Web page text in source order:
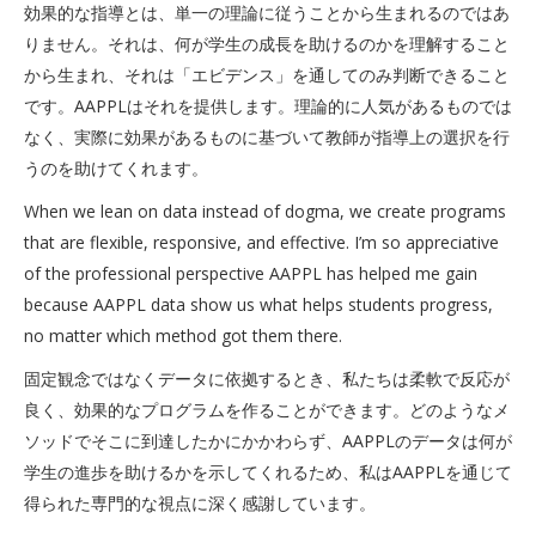
効果的な指導とは、単一の理論に従うことから生まれるのではあ
りません。それは、何が学生の成長を助けるのかを理解すること
から生まれ、それは「エビデンス」を通してのみ判断できること
です。AAPPLはそれを提供します。理論的に人気があるものでは
なく、実際に効果があるものに基づいて教師が指導上の選択を行
うのを助けてくれます。
When we lean on data instead of dogma, we create programs
that are flexible, responsive, and effective. I’m so appreciative
of the professional perspective AAPPL has helped me gain
because AAPPL data show us what helps students progress,
no matter which method got them there.
固定観念ではなくデータに依拠するとき、私たちは柔軟で反応が
良く、効果的なプログラムを作ることができます。どのようなメ
ソッドでそこに到達したかにかかわらず、AAPPLのデータは何が
学生の進歩を助けるかを示してくれるため、私はAAPPLを通じて
得られた専門的な視点に深く感謝しています。